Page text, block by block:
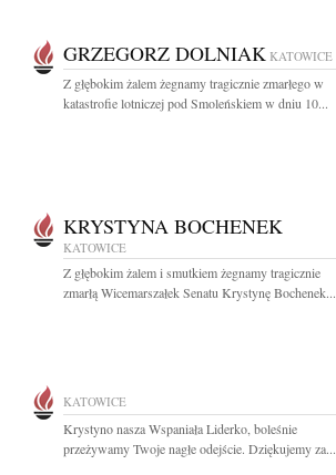
GRZEGORZ DOLNIAK KATOWICE
Z głębokim żalem żegnamy tragicznie zmarłego w
katastrofie lotniczej pod Smoleńskiem w dniu 10...
KRYSTYNA BOCHENEK
KATOWICE
Z głębokim żalem i smutkiem żegnamy tragicznie
zmarłą Wicemarszałek Senatu Krystynę Bochenek...
KATOWICE
Krystyno nasza Wspaniała Liderko, boleśnie
przeżywamy Twoje nagłe odejście. Dziękujemy za...